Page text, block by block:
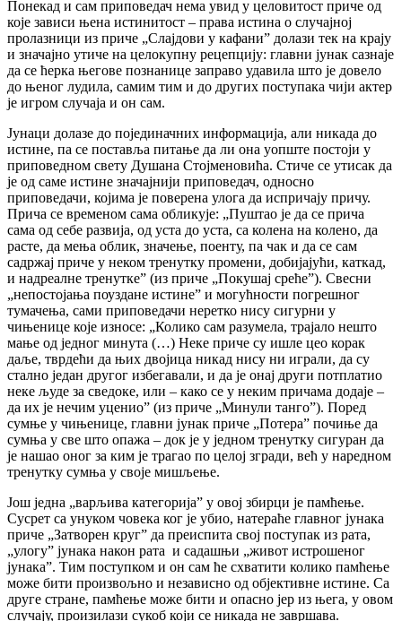
Понекад и сам приповедач нема увид у целовитост приче од
које зависи њена истинитост – права истина о случајној
пролазници из приче „Слајдови у кафани” долази тек на крају
и значајно утиче на целокупну рецепцију: главни јунак сазнаје
да се ћерка његове познанице заправо удавила што је довело
до њеног лудила, самим тим и до других поступака чији актер
је игром случаја и он сам.
Јунаци долазе до појединачних информација, али никада до
истине, па се поставља питање да ли она уопште постоји у
приповедном свету Душана Стојменовића. Стиче се утисак да
је од саме истине значајнији приповедач, односно
приповедачи, којима је поверена улога да испричају причу.
Прича се временом сама обликује: „Пуштао је да се прича
сама од себе развија, од уста до уста, са колена на колено, да
расте, да мења облик, значење, поенту, па чак и да се сам
садржај приче у неком тренутку промени, добијајући, каткад,
и надреалне тренутке” (из приче „Покушај среће”). Свесни
„непостојања поуздане истине” и могућности погрешног
тумачења, сами приповедачи неретко нису сигурни у
чињенице које износе: „Колико сам разумела, трајало нешто
мање од једног минута (…) Неке приче су ишле цео корак
даље, тврдећи да њих двојица никад нису ни играли, да су
стално један другог избегавали, и да је онај други потплатио
неке људе за сведоке, или – како се у неким причама додаје –
да их је нечим уценио” (из приче „Минули танго”). Поред
сумње у чињенице, главни јунак приче „Потера” почиње да
сумња у све што опажа – док је у једном тренутку сигуран да
је нашао оног за ким је трагао по целој згради, већ у наредном
тренутку сумња у своје мишљење.
Још једна „варљива категорија” у овој збирци је памћење.
Сусрет са унуком човека ког је убио, натераће главног јунака
приче „Затворен круг” да преиспита свој поступак из рата,
„улогу” јунака након рата и садашњи „живот истрошеног
јунака”. Тим поступком и он сам ће схватити колико памћење
може бити произвољно и независно од објективне истине. Са
друге стране, памћење може бити и опасно јер из њега, у овом
случају, произилази сукоб који се никада не завршава.